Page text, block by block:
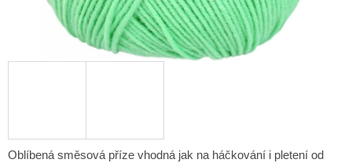
Oblíbená směsová příze vhodná jak na háčkování i pletení od